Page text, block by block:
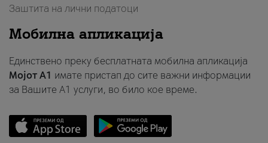
Заштита на лични податоци
Мобилна апликација
Единствено преку бесплатната мобилна апликација
Мојот A1 имате пристап до сите важни информации
за Вашите A1 услуги, во било кое време.